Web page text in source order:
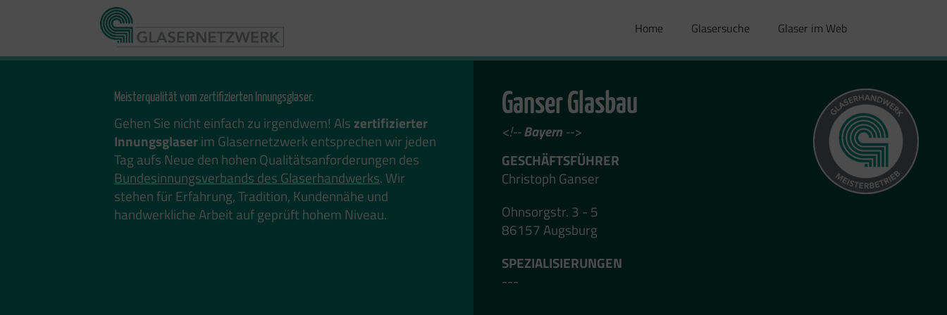
Home Glasersuche Glaser im Web
Meisterqualität vom zertifizierten Innungsglaser.
Gehen Sie nicht einfach zu irgendwem! Als zertifizierter
Innungsglaserim Glasernetzwerk entsprechen wir jeden
Tag aufs Neue den hohen Qualitätsanforderungen des
Bundesinnungsverbands des Glaserhandwerks. Wir
stehen für Erfahrung, Tradition, Kundennähe und
handwerkliche Arbeit auf geprüft hohem Niveau.
Ganser Glasbau
<!--Bayern -->
GESCHÄFTSFÜHRER
Christoph Ganser
Ohnsorgstr. 3 - 5
86157 Augsburg
SPEZIALISIERUNGEN
---